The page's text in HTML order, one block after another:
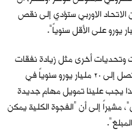
الاتحاد الاوربي ستؤدي إلى نقص
أخرى مثل زيادة نفقات
الدفاع، ستؤدي إلى فجوة تصل إلى 20 مليار يورو سنوياً في
لذا يجب علينا تمويل مهام جديدة
مشيراً إلى أن “الفجوة الكلية يمكن